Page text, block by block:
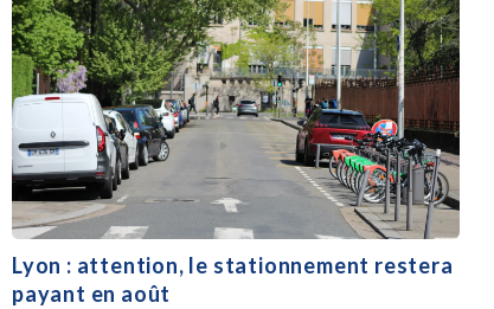
Lyon : attention, le stationnement restera
payant en août